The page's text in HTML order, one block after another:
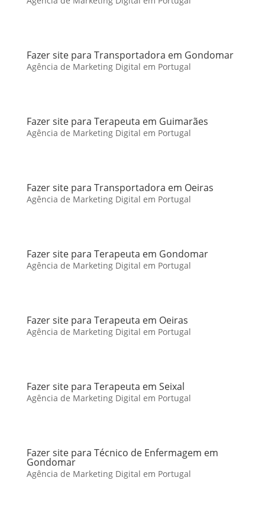
Fazer site para Transportadora em Gondomar
Agência de Marketing Digital em Portugal
Fazer site para Terapeuta em Guimarães
Agência de Marketing Digital em Portugal
Fazer site para Transportadora em Oeiras
Agência de Marketing Digital em Portugal
Fazer site para Terapeuta em Gondomar
Agência de Marketing Digital em Portugal
Fazer site para Terapeuta em Oeiras
Agência de Marketing Digital em Portugal
Fazer site para Terapeuta em Seixal
Agência de Marketing Digital em Portugal
Fazer site para Técnico de Enfermagem em
Gondomar
Agência de Marketing Digital em Portugal